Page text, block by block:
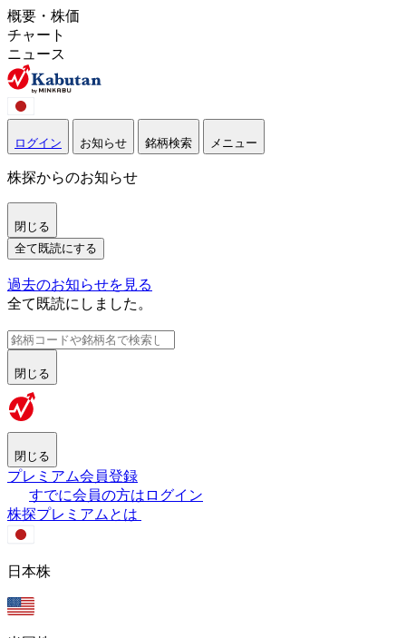
概要・株価
チャート
ニュース
ログイン お知らせ 銘柄検索 メニュー
株探からのお知らせ
閉じる
全て既読にする
過去のお知らせを見る
全て既読にしました。
閉じる
閉じる
プレミアム会員登録
すでに会員の方はログイン
株探プレミアムとは
日本株